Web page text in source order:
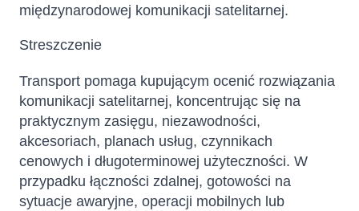
międzynarodowej komunikacji satelitarnej.
Streszczenie
Transport pomaga kupującym ocenić rozwiązania
komunikacji satelitarnej, koncentrując się na
praktycznym zasięgu, niezawodności,
akcesoriach, planach usług, czynnikach
cenowych i długoterminowej użyteczności. W
przypadku łączności zdalnej, gotowości na
sytuacje awaryjne, operacji mobilnych lub